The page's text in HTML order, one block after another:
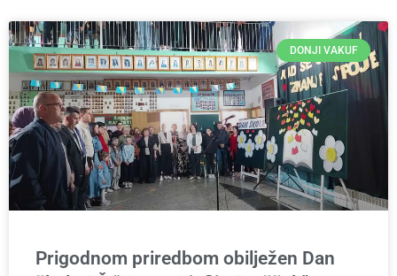
DONJI VAKUF
Prigodnom priredbom obilježen Dan